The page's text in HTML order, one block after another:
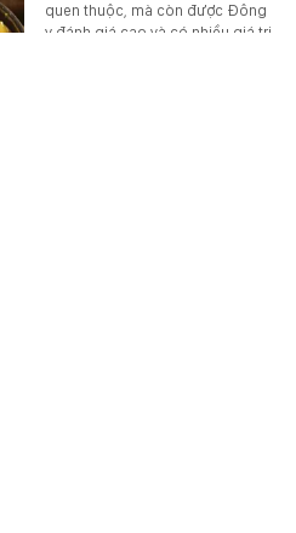
quen thuộc, mà còn được Đông
y đánh giá cao và có nhiều giá trị